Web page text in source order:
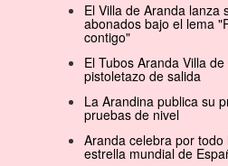
El Villa de Aranda lanza
abonados bajo el lema
contigo"
El Tubos Aranda Villa
pistoletazo de salida
La Arandina publica su
pruebas de nivel
Aranda celebra por
estrella mundial de